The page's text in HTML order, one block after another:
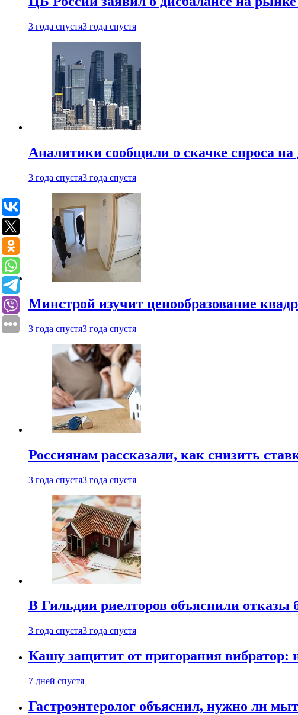
3 года спустя3 года спустя
Аналитики сообщили о скачке спроса
3 года спустя3 года спустя
Минстрой изучит ценообразование
3 года спустя3 года спустя
Россиянам рассказали, как снизить
3 года спустя3 года спустя
В Гильдии риелторов объяснили отказы
3 года спустя3 года спустя
Кашу защитит от пригорания вибратор:
7 дней спустя
Гастроэнтеролог объяснил, нужно ли